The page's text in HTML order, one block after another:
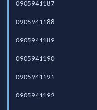
0905941187
0905941188
0905941189
0905941190
0905941191
0905941192